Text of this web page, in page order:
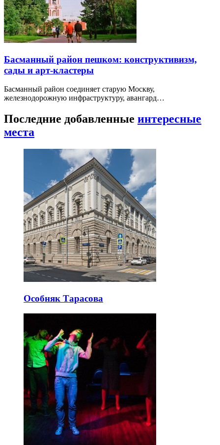
Басманный район пешком: конструктивизм,
сады и арт-кластеры
Басманный район соединяет старую Москву,
железнодорожную инфраструктуру, авангард…
Последние добавленные интересные
места
Особняк Тарасова